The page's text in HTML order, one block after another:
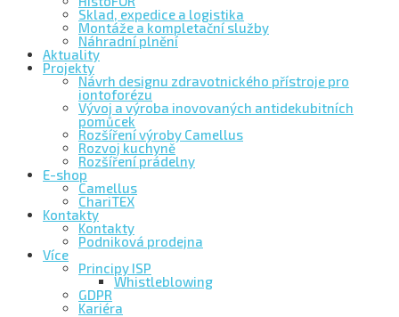
Sklad, expedice a logistika
Montáže a kompletační služby
Náhradní plnění
Aktuality
Projekty
Návrh designu zdravotnického přístroje pro
iontoforézu
Vývoj a výroba inovovaných antidekubitních
pomůcek
Rozšíření výroby Camellus
Rozvoj kuchyně
Rozšíření prádelny
E-shop
Camellus
ChariTEX
Kontakty
Kontakty
Podniková prodejna
Více
Principy ISP
Whistleblowing
GDPR
Kariéra